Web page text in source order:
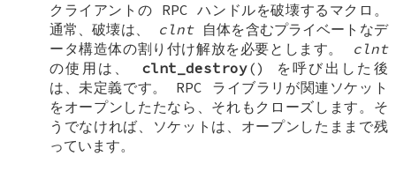
クライアントの RPC ハンドルを破壊するマクロ。
通常、破壊は、 clnt自体を含むプライベートなデ
ータ構造体の割り付け解放を必要とします。
clnt
の使用は、 clnt_destroy() を呼び出した後
は、未定義です。 RPC ライブラリが関連ソケット
をオープンしたたなら、それもクローズします。そ
うでなければ、ソケットは、オープンしたままで残
っています。